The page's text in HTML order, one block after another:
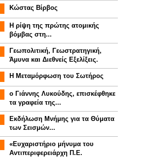
Κώστας Βίρβος
Η ρίψη της πρώτης ατομικής
βόμβας στη...
Γεωπολιτική, Γεωστρατηγική,
Άμυνα και Διεθνείς Εξελίξεις.
Η Μεταμόρφωση του Σωτήρος
ο Γιάννης Λυκούδης, επισκέφθηκε
τα γραφεία της...
Εκδήλωση Μνήμης για τα Θύματα
των Σεισμών...
«Ευχαριστήριο μήνυμα του
Αντιπεριφερειάρχη Π.Ε.